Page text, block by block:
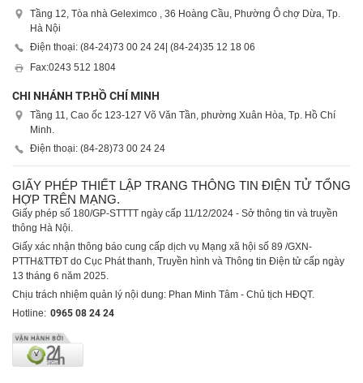
Tầng 12, Tòa nhà Geleximco , 36 Hoàng Cầu, Phường Ô chợ Dừa, Tp.
Hà Nội
Điện thoại: (84-24)73 00 24 24| (84-24)35 12 18 06
Fax:0243 512 1804
CHI NHÁNH TP.HỒ CHÍ MINH
Tầng 11, Cao ốc 123-127 Võ Văn Tần, phường Xuân Hòa, Tp. Hồ Chí
Minh.
Điện thoại: (84-28)73 00 24 24
GIẤY PHÉP THIẾT LẬP TRANG THÔNG TIN ĐIỆN TỬ TỔNG
HỢP TRÊN MẠNG.
Giấy phép số 180/GP-STTTT ngày cấp 11/12/2024 - Sở thông tin và truyền
thông Hà Nội.
Giấy xác nhận thông báo cung cấp dịch vụ Mạng xã hội số 89 /GXN-
PTTH&TTĐT do Cục Phát thanh, Truyền hình và Thông tin Điện tử cấp ngày
13 tháng 6 năm 2025.
Chịu trách nhiệm quản lý nội dung: Phan Minh Tâm - Chủ tịch HĐQT.
Hotline: 0965 08 24 24